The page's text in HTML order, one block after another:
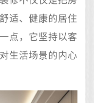
适、健康的居住
点，它坚持以客
生活场景的内心